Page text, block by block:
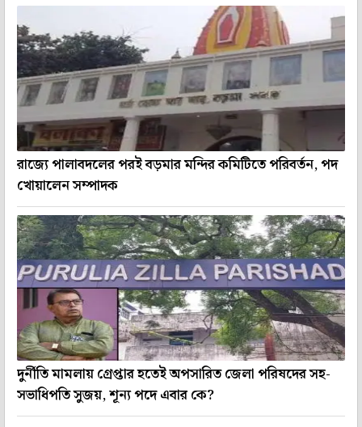
রাজ্যে পালাবদলের পরই বড়মার মন্দির কমিটিতে পরিবর্তন, পদ
খোয়ালেন সম্পাদক
দুর্নীতি মামলায় গ্রেপ্তার হতেই অপসারিত জেলা পরিষদের সহ-
সভাধিপতি সুজয়, শূন্য পদে এবার কে?